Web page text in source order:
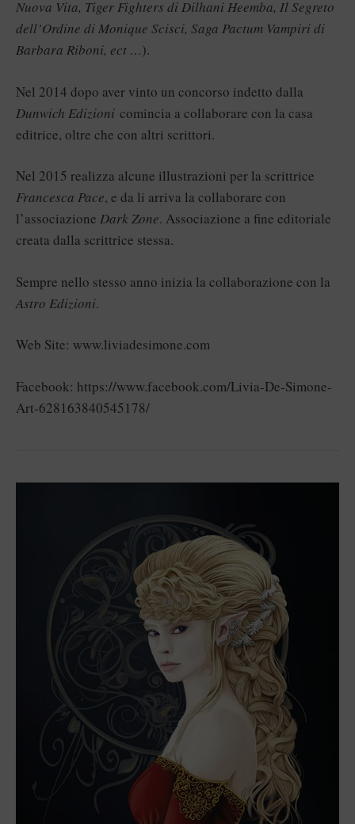
Nuova Vita, Tiger Fighters di Dilhani Heemba, Il Segreto
dell’Ordine di Monique Scisci, Saga Pactum Vampiri di
Barbara Riboni, ect …).
Nel 2014 dopo aver vinto un concorso indetto dalla
Dunwich Edizioni comincia a collaborare con la casa
editrice, oltre che con altri scrittori.
Nel 2015 realizza alcune illustrazioni per la scrittrice
Francesca Pace, e da li arriva la collaborare con
l’associazione Dark Zone. Associazione a fine editoriale
creata dalla scrittrice stessa.
Sempre nello stesso anno inizia la collaborazione con la
Astro Edizioni.
Web Site: www.liviadesimone.com
Facebook: https://www.facebook.com/Livia-De-Simone-
Art-628163840545178/